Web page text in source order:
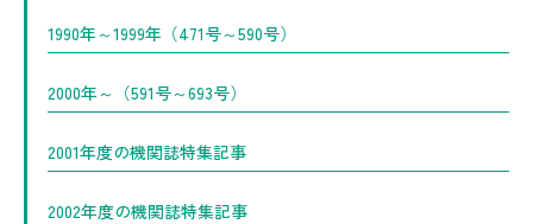
1990年～1999年（471号～590号）
2000年～（591号～693号）
2001年度の機関誌特集記事
2002年度の機関誌特集記事